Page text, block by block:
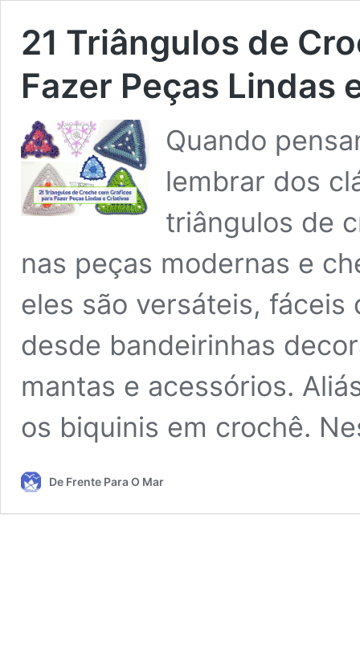
21 Triângulos de
Fazer Peças Lindas
Quando
lembrar dos
triângulos de
nas peças modernas e
eles são versáteis,
desde bandeirinhas
mantas e acessórios.
os biquinis em crochê.
De Frente Para O Mar